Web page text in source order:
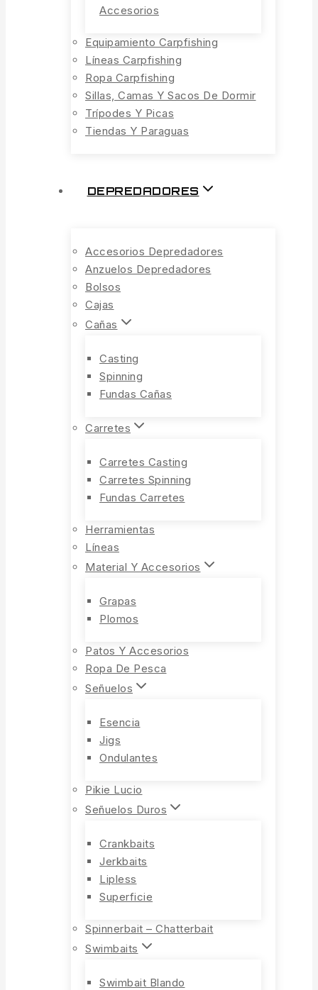
Accesorios
Equipamiento Carpfishing
Líneas Carpfishing
Ropa Carpfishing
Sillas, Camas Y Sacos De Dormir
Trípodes Y Picas
Tiendas Y Paraguas
DEPREDADORES
Accesorios Depredadores
Anzuelos Depredadores
Bolsos
Cajas
Cañas
Casting
Spinning
Fundas Cañas
Carretes
Carretes Casting
Carretes Spinning
Fundas Carretes
Herramientas
Líneas
Material Y Accesorios
Grapas
Plomos
Patos Y Accesorios
Ropa De Pesca
Señuelos
Esencia
Jigs
Ondulantes
Pikie Lucio
Señuelos Duros
Crankbaits
Jerkbaits
Lipless
Superficie
Spinnerbait – Chatterbait
Swimbaits
Swimbait Blando